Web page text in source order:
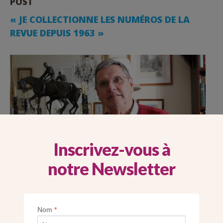
« JE COLLECTIONNE LES NUMÉROS DE LA
REVUE DEPUIS 1963 »
Inscrivez-vous à
notre Newsletter
Nom*